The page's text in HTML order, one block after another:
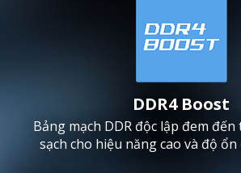
DDR4 Boost
Bảng mạch DDR độc lập đem
sạch cho hiệu năng cao và độ